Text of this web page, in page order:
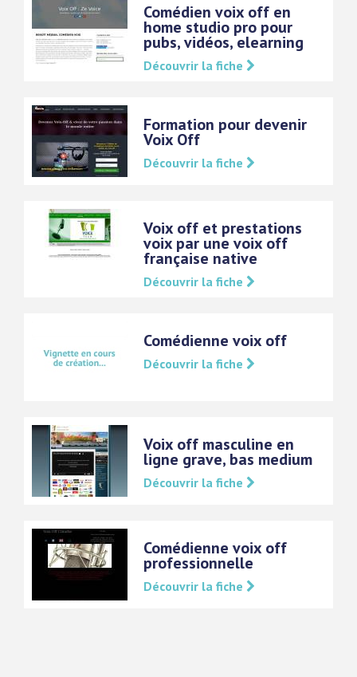
Comédien voix off en
home studio pro pour
pubs, vidéos, elearning
Découvrir la fiche
Formation pour devenir
Voix Off
Découvrir la fiche
Voix off et prestations
voix par une voix off
française native
Découvrir la fiche
Comédienne voix off
Découvrir la fiche
Voix off masculine en
ligne grave, bas medium
Découvrir la fiche
Comédienne voix off
professionnelle
Découvrir la fiche